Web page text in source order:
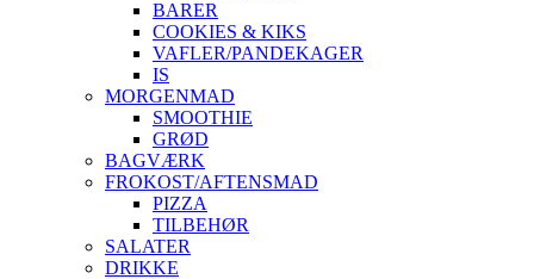
BARER
COOKIES & KIKS
VAFLER/PANDEKAGER
IS
MORGENMAD
SMOOTHIE
GRØD
BAGVÆRK
FROKOST/AFTENSMAD
PIZZA
TILBEHØR
SALATER
DRIKKE